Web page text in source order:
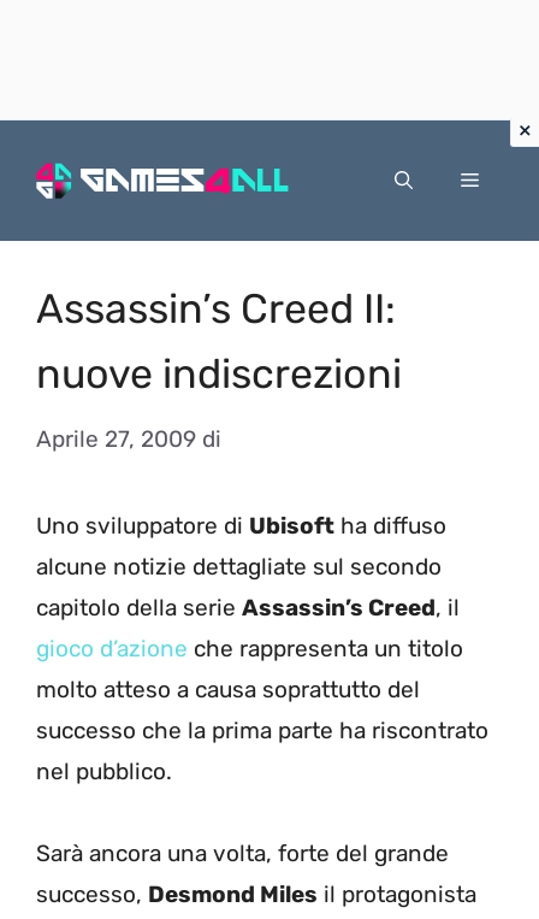
Menu
Assassin’s Creed II:
nuove indiscrezioni
Aprile 27, 2009 di
Uno sviluppatore di Ubisoft ha diffuso
alcune notizie dettagliate sul secondo
capitolo della serie Assassin’s Creed, il
gioco d’azione che rappresenta un titolo
molto atteso a causa soprattutto del
successo che la prima parte ha riscontrato
nel pubblico.
Sarà ancora una volta, forte del grande
successo, Desmond Miles il protagonista